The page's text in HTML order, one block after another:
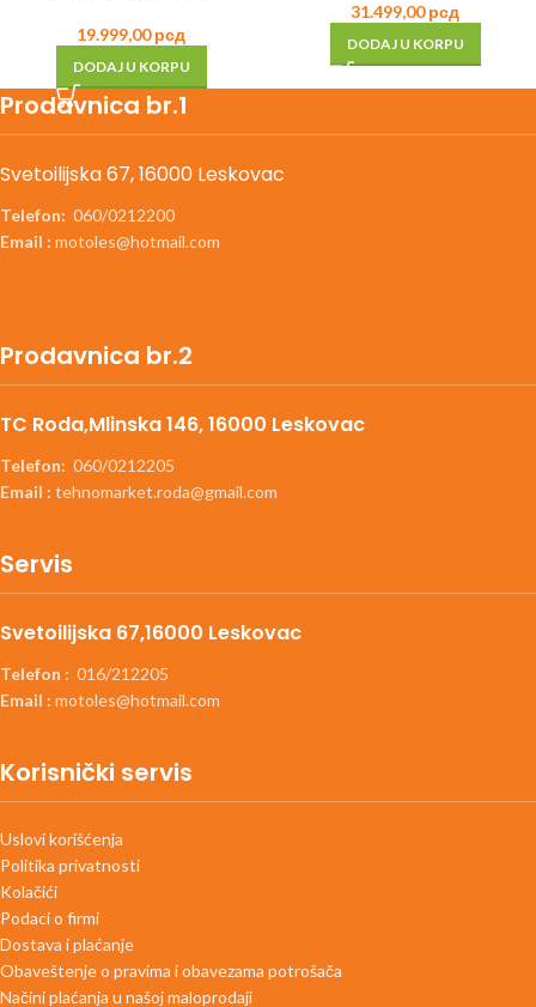
19.999,00рсд
DODAJ U KORPU
31.499,00рсд
DODAJ U KORPU
Prodavnica br.1
Svetoilijska 67, 16000 Leskovac
Telefon: 060/0212200
Email : motoles@hotmail.com
Prodavnica br.2
TC Roda,Mlinska 146, 16000 Leskovac
Telefon: 060/0212205
Email : tehnomarket.roda@gmail.com
Servis
Svetoilijska 67,16000 Leskovac
Telefon : 016/212205
Email : motoles@hotmail.com
Korisnički servis
Uslovi korišćenja
Politika privatnosti
Kolačići
Podaci o firmi
Dostava i plaćanje
Obaveštenje o pravima i obavezama potrošača
Načini plaćanja u našoj maloprodaji